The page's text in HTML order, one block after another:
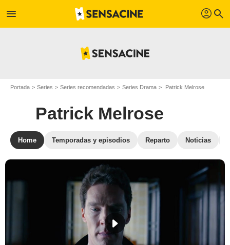
menu profil search
Portada Series Series recomendadas Series Drama Patrick Melrose
Patrick Melrose
Home Temporadas y episodios Reparto Noticias